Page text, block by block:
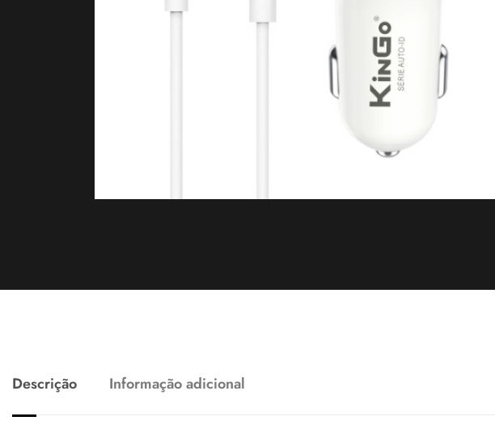
Descrição Informação adicional